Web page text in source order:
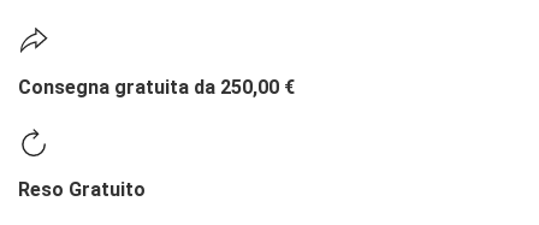
Consegna gratuita da 250,00 €
Reso Gratuito